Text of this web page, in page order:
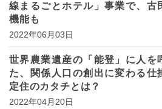
線まるごとホテル」事業で、古
機能も
2022年06月03日
世界農業遺産の「能登」に人を
た、関係人口の創出に変わる仕
定住のカタチとは？
2022年04月20日